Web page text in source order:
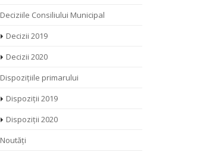
Deciziile Consiliului Municipal
Decizii 2019
Decizii 2020
Dispozițiile primarului
Dispoziții 2019
Dispoziții 2020
Noutăți